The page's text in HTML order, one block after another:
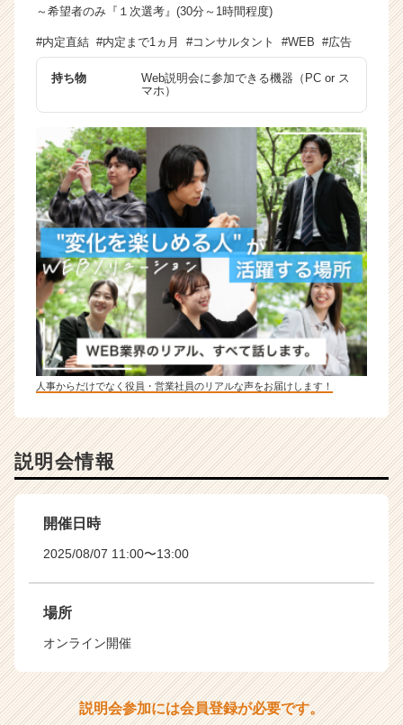
～希望者のみ『１次選考』(30分～1時間程度)
#内定直結 #内定まで1ヵ月 #コンサルタント #WEB #広告
持ち物
Web説明会に参加できる機器（PC or ス
マホ）
人事からだけでなく役員・営業社員のリアルな声をお届けします！
説明会情報
開催日時
2025/08/07 11:00〜13:00
場所
オンライン開催
説明会参加には会員登録が必要です。